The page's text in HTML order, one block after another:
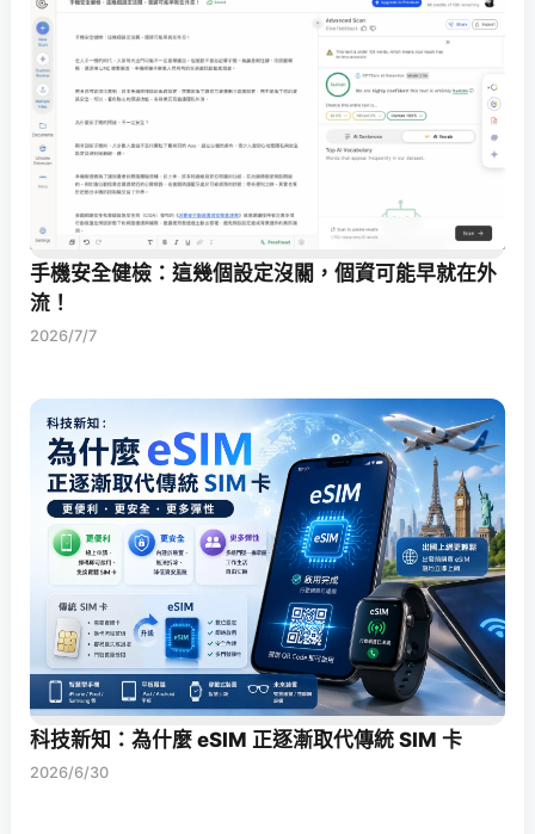
手機安全健檢：這幾個設定沒關，個資可能早就在外
流！
2026/7/7
科技新知：為什麼 eSIM 正逐漸取代傳統 SIM 卡
2026/6/30